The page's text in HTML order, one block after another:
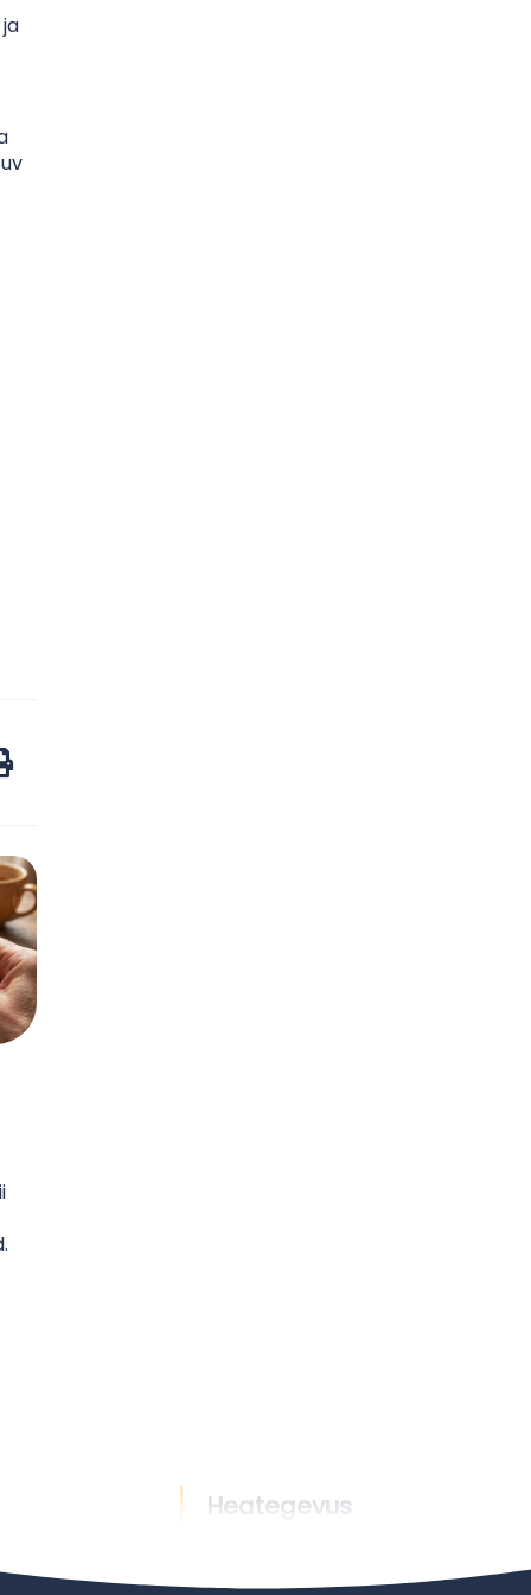
Heategevus
Heategevus